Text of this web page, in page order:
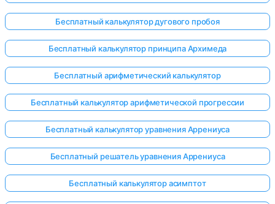
Бесплатный калькулятор дугового пробоя
Бесплатный калькулятор принципа Архимеда
Бесплатный арифметический калькулятор
Бесплатный калькулятор арифметической прогрессии
Бесплатный калькулятор уравнения Аррениуса
Бесплатный решатель уравнения Аррениуса
Бесплатный калькулятор асимптот